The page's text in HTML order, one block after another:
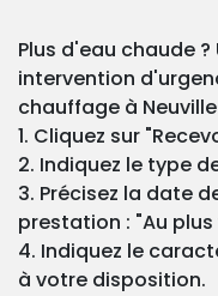
Plus d'eau chaude
intervention
chauffage à
1. Cliquez sur
2. Indiquez le type
3. Précisez la date
prestation : "Au plus
4. Indiquez le
à votre disposition.